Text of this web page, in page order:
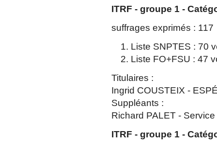
ITRF - groupe 1 -
suffrages exprimés : 117
Liste SNPTES : 70
Liste FO+FSU : 47
Titulaires :
Ingrid COUSTEIX -
Suppléants :
Richard PALET -
ITRF - groupe 1 -